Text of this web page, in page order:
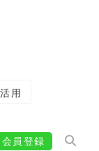
用
会員登録